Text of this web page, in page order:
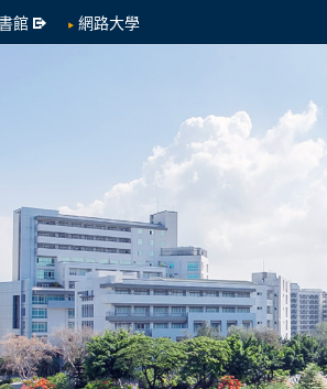
館 網路大學